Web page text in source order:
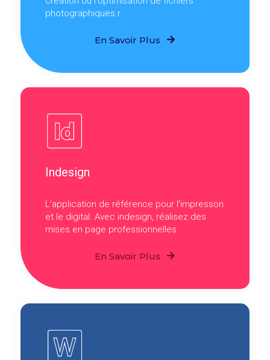
photographiques.r
En Savoir Plus
Indesign
L'application de référence pour l'impresson
et le digital. Avec indesign, réalisez des
mises en page professionnelles.
En Savoir Plus